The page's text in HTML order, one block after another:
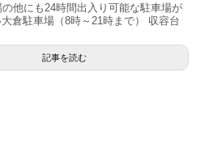
他にも24時間出入り可能な駐車場が
倉駐車場（8時～21時まで） 収容台
記事を読む